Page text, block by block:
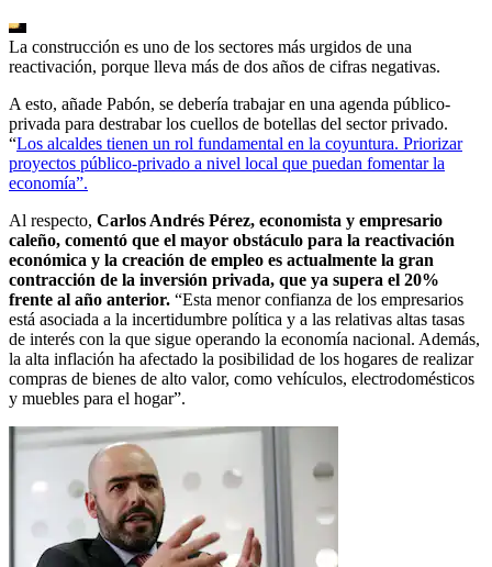
La construcción es uno de los sectores más urgidos de una
reactivación, porque lleva más de dos años de cifras negativas.
A esto, añade Pabón, se debería trabajar en una agenda público-
privada para destrabar los cuellos de botellas del sector privado.
“Los alcaldes tienen un rol fundamental en la coyuntura. Priorizar
proyectos público-privado a nivel local que puedan fomentar la
economía”.
Al respecto, Carlos Andrés Pérez, economista y empresario
caleño, comentó que el mayor obstáculo para la reactivación
económica y la creación de empleo es actualmente la gran
contracción de la inversión privada, que ya supera el 20%
frente al año anterior. “Esta menor confianza de los empresarios
está asociada a la incertidumbre política y a las relativas altas tasas
de interés con la que sigue operando la economía nacional. Además,
la alta inflación ha afectado la posibilidad de los hogares de realizar
compras de bienes de alto valor, como vehículos, electrodomésticos
y muebles para el hogar”.